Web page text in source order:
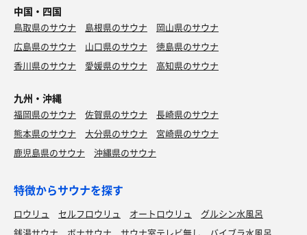
中国・四国
鳥取県のサウナ 島根県のサウナ
岡山県のサウナ
広島県のサウナ
山口県のサウナ
徳島県のサウナ
香川県のサウナ
愛媛県のサウナ 高知県のサウナ
九州・沖縄
福岡県のサウナ 佐賀県のサウナ
長崎県のサウナ
熊本県のサウナ
大分県のサウナ
宮崎県のサウナ
鹿児島県のサウナ
沖縄県のサウナ
特徴からサウナを探す
ロウリュ セルフロウリュ オートロウリュ
グルシン水風呂